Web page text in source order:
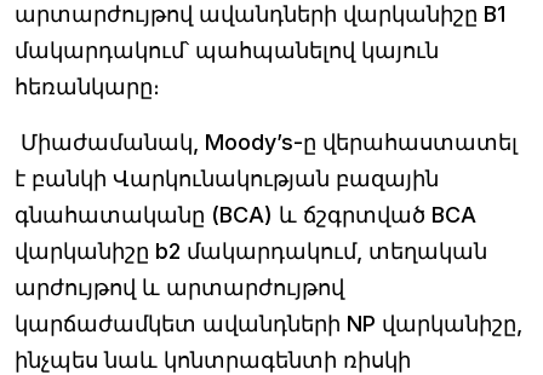
արտարժույթով ավանդների վարկանիշը B1
մակարդակում՝ պահպանելով կայուն
հեռանկարը։
Միաժամանակ, Moody’s-ը վերահաստատել
է բանկի Վարկունակության բազային
գնահատականը (BCA) և ճշգրտված BCA
վարկանիշը b2 մակարդակում, տեղական
արժույթով և արտարժույթով
կարճաժամկետ ավանդների NP վարկանիշը,
ինչպես նաև կոնտրագենտի ռիսկի